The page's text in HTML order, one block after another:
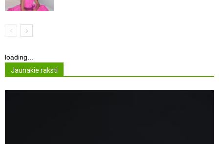
loading...
Jaunakie raksti